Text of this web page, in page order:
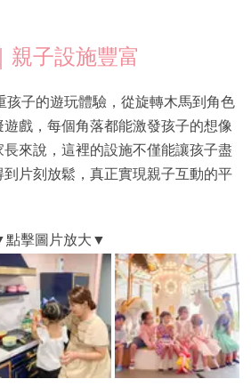
親子設施豐富
孩子的遊玩體驗，從旋轉木馬到角色
戲，每個角落都能激發孩子的想像
來說，這裡的設施不僅能讓孩子盡
片刻放鬆，真正實現親子互動的平